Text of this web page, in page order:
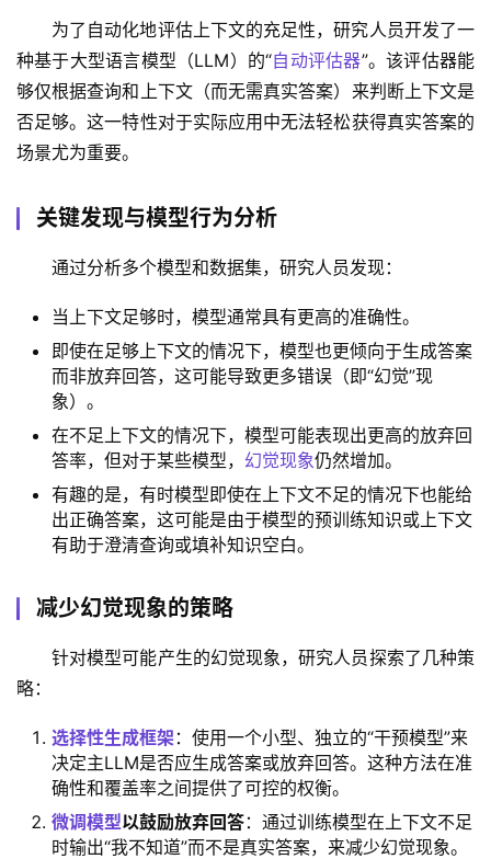
为了自动化地评估上下文的充足性，研究人员开发了一
种基于大型语言模型（LLM）的“自动评估器”。该评估器能
够仅根据查询和上下文（而无需真实答案）来判断上下文是
否足够。这一特性对于实际应用中无法轻松获得真实答案的
场景尤为重要。
关键发现与模型行为分析
通过分析多个模型和数据集，研究人员发现：
当上下文足够时，模型通常具有更高的准确性。
即使在足够上下文的情况下，模型也更倾向于生成答案
而非放弃回答，这可能导致更多错误（即“幻觉”现
象）。
在不足上下文的情况下，模型可能表现出更高的放弃回
答率，但对于某些模型， 幻觉现象仍然增加。
有趣的是，有时模型即使在上下文不足的情况下也能给
出正确答案，这可能是由于模型的预训练知识或上下文
有助于澄清查询或填补知识空白。
减少幻觉现象的策略
针对模型可能产生的幻觉现象，研究人员探索了几种策
略：
选择性生成框架 ‌：使用一个小型、独立的“干预模型”来
决定主LLM是否应生成答案或放弃回答。这种方法在准
确性和覆盖率之间提供了可控的权衡。
微调模型以鼓励放弃回答‌：通过训练模型在上下文不足
时输出“我不知道”而不是真实答案，来减少幻觉现象。